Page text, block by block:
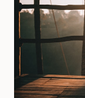
Hizmet Satın Al
Galeri
Haberler